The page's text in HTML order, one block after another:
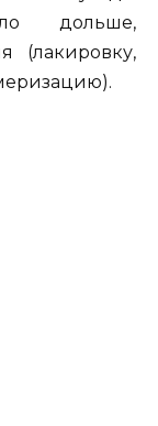
дольше,
(лакировку,